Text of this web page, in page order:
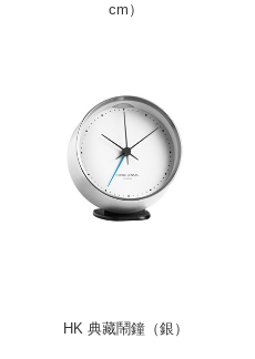
cm）
HK 典藏鬧鐘（銀）